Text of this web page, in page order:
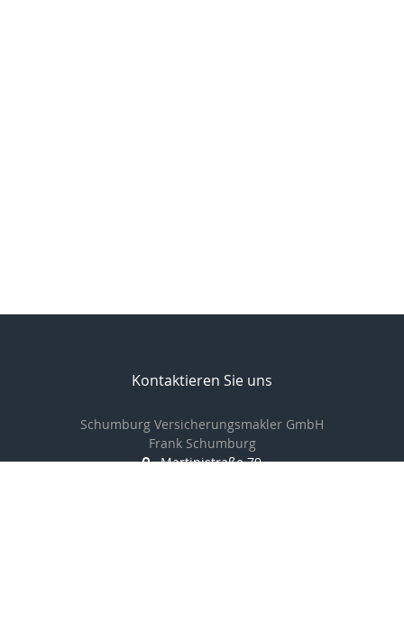
Kontaktieren Sie uns
Schumburg Versicherungsmakler GmbH
Frank Schumburg
Martinistraße 79